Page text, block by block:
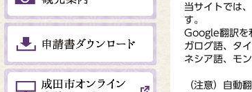
当サイトでは
す。
Google翻訳を
ガログ語、タ
ネシア語、モ
（注意）自動